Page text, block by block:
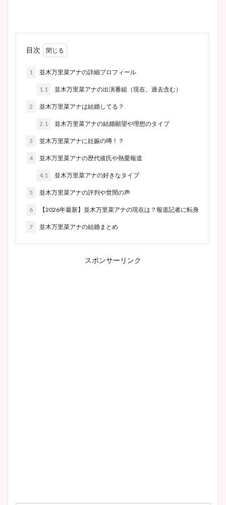
目次
1 並木万里菜アナの詳細プロフィール
1.1 並木万里菜アナの出演番組（現在、過去含む）
2 並木万里菜アナは結婚してる？
2.1 並木万里菜アナの結婚願望や理想のタイプ
3 並木万里菜アナに妊娠の噂！？
4 並木万里菜アナの歴代彼氏や熱愛報道
4.1 並木万里菜アナの好きなタイプ
5 並木万里菜アナの評判や世間の声
6 【2026年最新】並木万里菜アナの現在は？報道記者に転身
7 並木万里菜アナの結婚まとめ
スポンサーリンク